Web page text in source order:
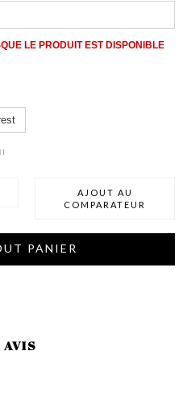
LE PRODUIT EST DISPONIBLE
AJOUT AU
COMPARATEUR
PANIER
AVIS